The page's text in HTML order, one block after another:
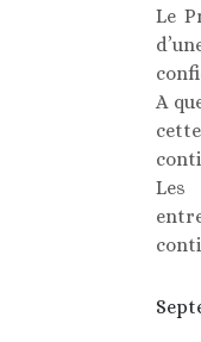
Le
A
Les